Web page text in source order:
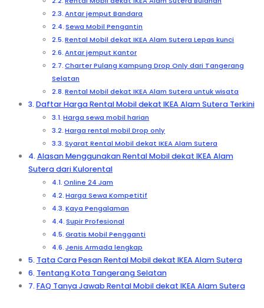
Antar jemput Bandara
Sewa Mobil Pengantin
Rental Mobil dekat IKEA Alam Sutera Lepas kunci
Antar jemput Kantor
Charter Pulang Kampung Drop Only dari Tangerang
Selatan
Rental Mobil dekat IKEA Alam Sutera untuk wisata
Daftar Harga Rental Mobil dekat IKEA Alam Sutera Terkini
Harga sewa mobil harian
Harga rental mobil Drop only
Syarat Rental Mobil dekat IKEA Alam Sutera
Alasan Menggunakan Rental Mobil dekat IKEA Alam
Sutera dari Kulorental
Online 24 Jam
Harga Sewa Kompetitif
Kaya Pengalaman
Supir Profesional
Gratis Mobil Pengganti
Jenis Armada lengkap
Tata Cara Pesan Rental Mobil dekat IKEA Alam Sutera
Tentang Kota Tangerang Selatan
FAQ Tanya Jawab Rental Mobil dekat IKEA Alam Sutera